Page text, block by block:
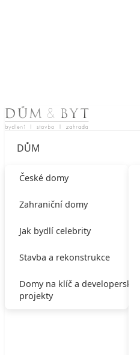
Skip to content
DŮM
České domy
Zahraniční domy
Jak bydlí celebrity
Stavba a rekonstrukce
Domy na klíč a developerské
projekty